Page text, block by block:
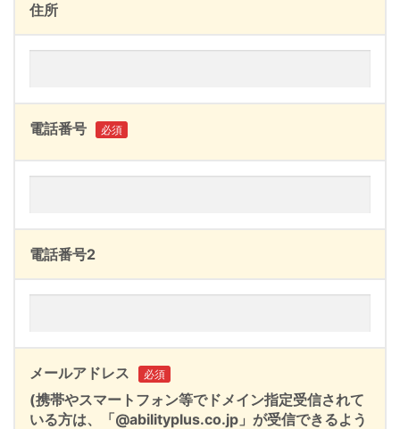
住所
電話番号 必須
電話番号2
メールアドレス 必須
(携帯やスマートフォン等でドメイン指定受信されて
いる方は、「@abilityplus.co.jp」が受信できるよう